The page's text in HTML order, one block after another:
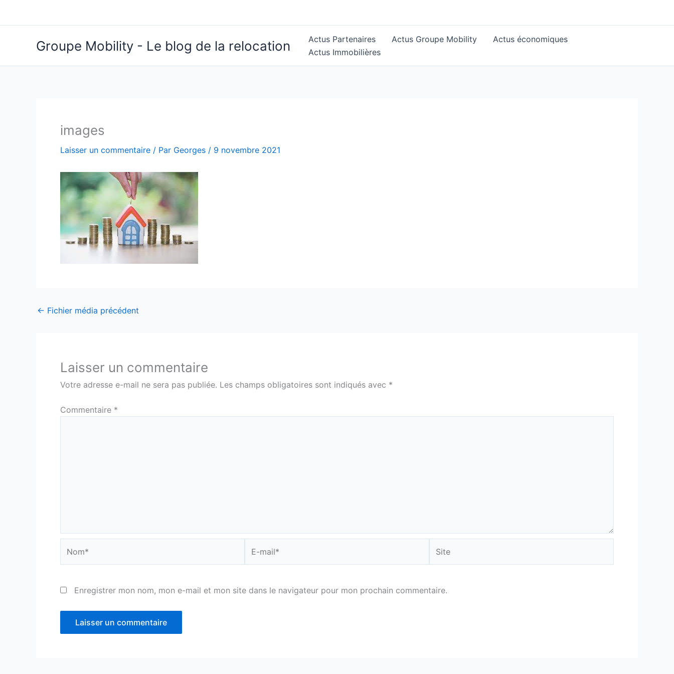
Groupe Mobility - Le blog de la relocation Actus Partenaires Actus Groupe Mobility
Actus économiques
Actus Immobilières
images
Laisser un commentaire / Par Georges / 9 novembre 2021
← Fichier média précédent
Laisser un commentaire
Votre adresse e-mail ne sera pas publiée. Les champs obligatoires sont indiqués avec *
Commentaire *
mail*
Enregistrer mon nom, mon e-mail et mon site dans le navigateur pour mon prochain commentaire.